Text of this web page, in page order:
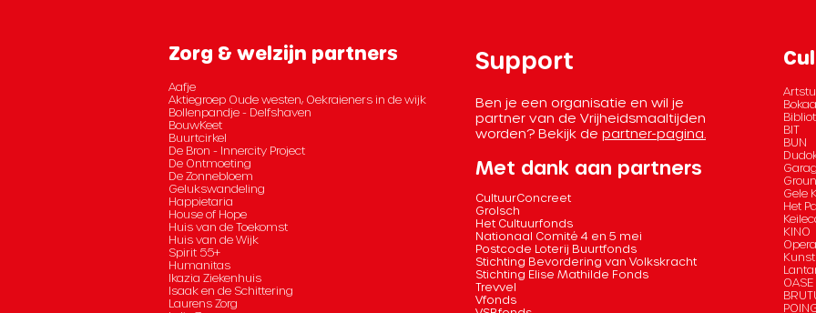
Zorg & welzijn partners
Aafje
Aktiegroep Oude westen, Oekraieners in de wijk
Bollenpandje - Delfshaven
BouwKeet
Buurtcirkel
De Bron - Innercity Project
De Ontmoeting
De Zonnebloem
Gelukswandeling
Happietaria
House of Hope
Huis van de Toekomst
Huis van de Wijk
Spirit 55+
Humanitas
Ikazia Ziekenhuis
Isaak en de Schittering
Laurens Zorg
Support
Ben je een organisatie en wil je
partner van de Vrijheidsmaaltijden
worden? Bekijk de partner-pagina.
Met dank aan partners
CultuurConcreet
Grolsch
Het Cultuurfonds
Nationaal Comité 4 en 5 mei
Postcode Loterij Buurtfonds
Stichting Bevordering van Volkskracht
Stichting Elise Mathilde Fonds
Trevvel
Vfonds
BIT
BUN
Gele
Het
KINO
OASE